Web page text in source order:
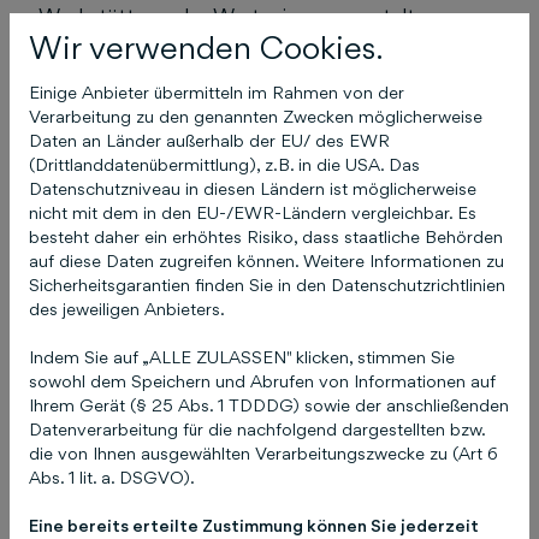
Werkstätten oder Wartezimmer gestalten
lassen. Außerdem können Apps für Tablets
Verkaufsgespräche nutzen lassen. „Digitales
Marketing ist heute mehr als eine Website und
ein Google-Konto. Trotz der Vielzahl zu
bedienender Kanäle muss digitale
Kommunikation und Kundenakquise einfach,
übersichtlich und zum Ziel führen. Das ist unsere
Vision. Mit COCO und The Digital Architects
arbeiten wir genau daran“, schließt Ingo Mahl.
Über die Schlütersche
Die Schlütersche Verlagsgesellschaft mbH & Co.
KG bildet zusammen mit ihren bundesweiten
Beteiligungen die Schlütersche Mediengruppe.
Wir verwenden Cookies.
Einige Anbieter übermitteln im Rahmen von der
Verarbeitung zu den genannten Zwecken möglicherweise
Daten an Länder außerhalb der EU/ des EWR
(Drittlanddatenübermittlung), z.B. in die USA. Das
Datenschutzniveau in diesen Ländern ist möglicherweise
nicht mit dem in den EU-/EWR-Ländern vergleichbar. Es
besteht daher ein erhöhtes Risiko, dass staatliche Behörden
auf diese Daten zugreifen können. Weitere Informationen zu
Sicherheitsgarantien finden Sie in den Datenschutzrichtlinien
des jeweiligen Anbieters.
Indem Sie auf „ALLE ZULASSEN" klicken, stimmen Sie
sowohl dem Speichern und Abrufen von Informationen auf
Ihrem Gerät (§ 25 Abs. 1 TDDDG) sowie der anschließenden
Datenverarbeitung für die nachfolgend dargestellten bzw.
die von Ihnen ausgewählten Verarbeitungszwecke zu (Art 6
Abs. 1 lit. a. DSGVO).
Eine bereits erteilte Zustimmung können Sie jederzeit